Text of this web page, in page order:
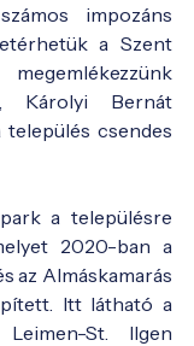
impozáns
a Szent
Károlyi Bernát
csendes
a településre
2020-ban a
az Almáskamarás
Itt látható a
Leimen-St. Ilgen